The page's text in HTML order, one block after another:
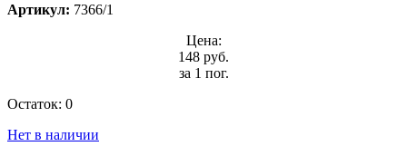
Артикул: 7366/1
Цена:
148 руб.
за 1 пог.
Остаток: 0
Нет в наличии